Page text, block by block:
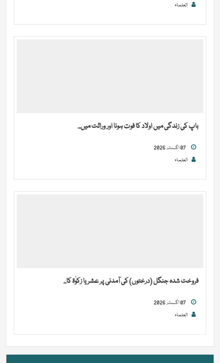
العلماء
باپ کی زندگی میں اولاد کا فوت ہونا اور وراثت میں...
العلماء
فروخت شدہ جنگل (درختوں) کی آمدنی پر عشر یا زکوٰۃ کا...
العلماء